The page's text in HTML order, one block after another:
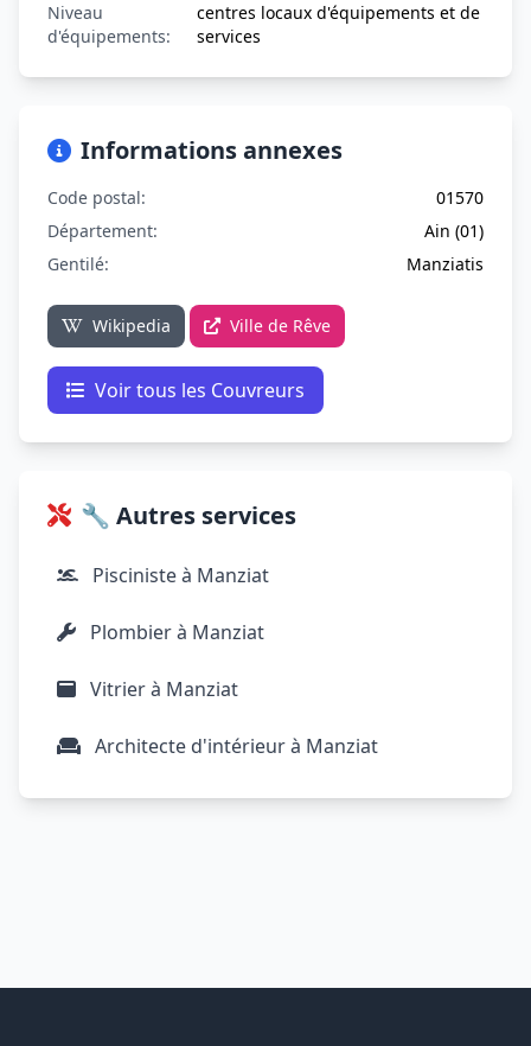
Niveau
d'équipements:
centres locaux d'équipements et de
services
Informations annexes
Code postal:
01570
Département:
Ain (01)
Gentilé:
Manziatis
Wikipedia Ville de Rêve
Voir tous les Couvreurs
🔧 Autres services
Pisciniste à Manziat
Plombier à Manziat
Vitrier à Manziat
Architecte d'intérieur à Manziat